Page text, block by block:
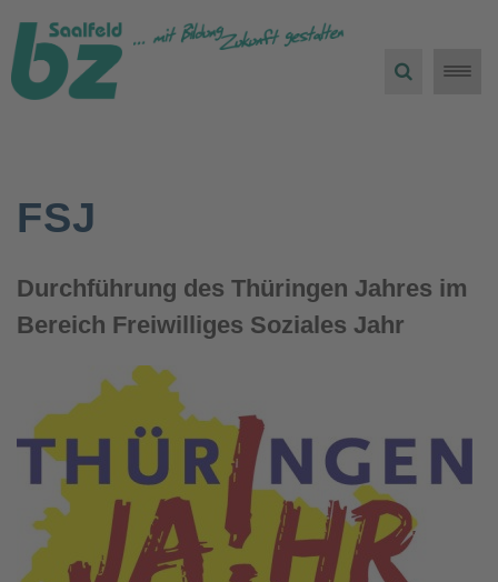
Toggle
FSJ
Durchführung des Thüringen Jahres im
Bereich Freiwilliges Soziales Jahr